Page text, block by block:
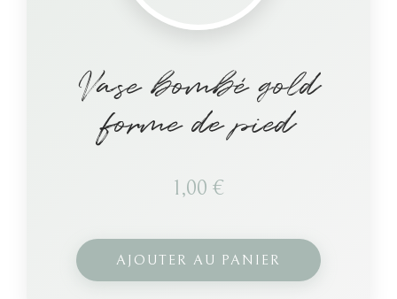
Vase bombé gold
forme de pied
1,00 €
AJOUTER AU PANIER